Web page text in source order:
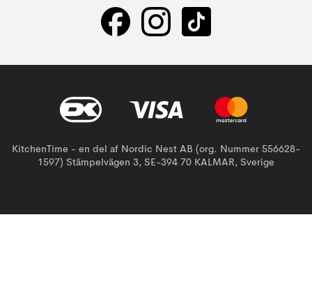
KitchenTime - en del af Nordic Nest AB (org. Nummer 556628-
1597) Stämpelvägen 3, SE-394 70 KALMAR, Sverige